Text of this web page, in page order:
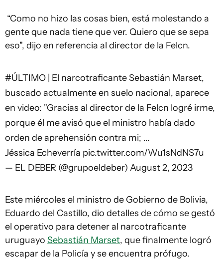
“Como no hizo las cosas bien, está molestando a
gente que nada tiene que ver. Quiero que se sepa
eso", dijo en referencia al director de la Felcn.
#ÚLTIMO | El narcotraficante Sebastián Marset,
buscado actualmente en suelo nacional, aparece
en video: "Gracias al director de la Felcn logré irme,
porque él me avisó que el ministro había dado
orden de aprehensión contra mi; ...
Jéssica Echeverría pic.twitter.com/Wu1sNdNS7u
— EL DEBER (@grupoeldeber) August 2, 2023
Este miércoles el ministro de Gobierno de Bolivia,
Eduardo del Castillo, dio detalles de cómo se gestó
el operativo para detener al narcotraficante
uruguayo Sebastián Marset, que finalmente logró
escapar de la Policía y se encuentra prófugo.